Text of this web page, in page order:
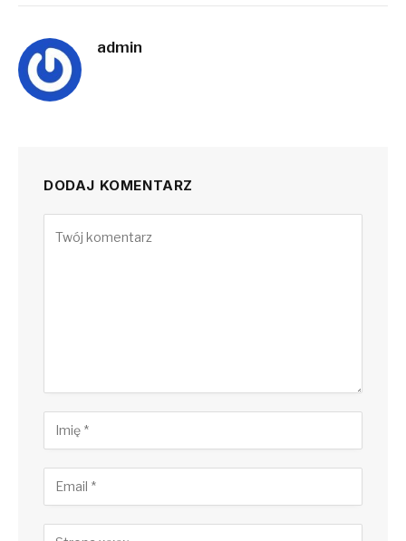
admin
DODAJ KOMENTARZ